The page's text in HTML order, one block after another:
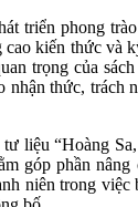
triển phong
kiến thức và
trọng của
thức,
liệu “Hoàng
góp phần
niên trong